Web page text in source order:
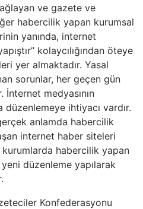
ve gazete ve
habercilik yapan kurumsal
yanında, internet
kolaycılığından öteye
yer almaktadır. Yasal
sorunlar, her geçen gün
medyasının
düzenlemeye ihtiyacı vardır.
anlamda habercilik
internet haber siteleri
habercilik yapan
düzenleme yapılarak
Konfederasyonu